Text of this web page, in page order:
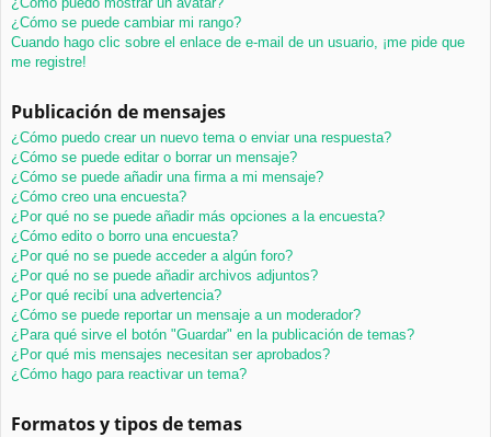
¿Cómo se puede cambiar mi rango?
Cuando hago clic sobre el enlace de e-mail de un usuario, ¡me pide que
me registre!
Publicación de mensajes
¿Cómo puedo crear un nuevo tema o enviar una respuesta?
¿Cómo se puede editar o borrar un mensaje?
¿Cómo se puede añadir una firma a mi mensaje?
¿Cómo creo una encuesta?
¿Por qué no se puede añadir más opciones a la encuesta?
¿Cómo edito o borro una encuesta?
¿Por qué no se puede acceder a algún foro?
¿Por qué no se puede añadir archivos adjuntos?
¿Por qué recibí una advertencia?
¿Cómo se puede reportar un mensaje a un moderador?
¿Para qué sirve el botón "Guardar" en la publicación de temas?
¿Por qué mis mensajes necesitan ser aprobados?
¿Cómo hago para reactivar un tema?
Formatos y tipos de temas